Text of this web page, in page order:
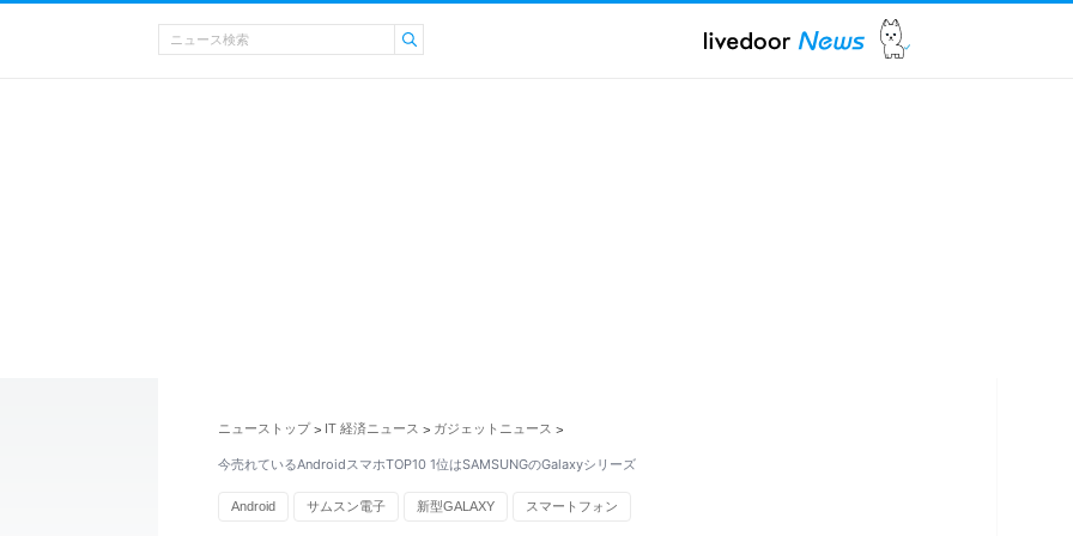
ニューストップ > IT 経済ニュース > ガジェットニュース >
今売れているAndroidスマホTOP10 1位はSAMSUNGのGalaxyシリーズ
Android サムスン電子 新型GALAXY スマートフォン